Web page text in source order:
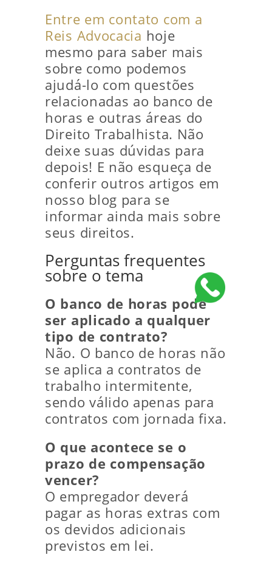
Entre em contato com a
Reis Advocacia hoje
mesmo para saber mais
sobre como podemos
ajudá-lo com questões
relacionadas ao banco de
horas e outras áreas do
Direito Trabalhista. Não
deixe suas dúvidas para
depois! E não esqueça de
conferir outros artigos em
nosso blog para se
informar ainda mais sobre
seus direitos.
Perguntas frequentes
sobre o tema
O banco de horas pode
ser aplicado a qualquer
tipo de contrato?
Não. O banco de horas não
se aplica a contratos de
trabalho intermitente,
sendo válido apenas para
contratos com jornada fixa.
O que acontece se o
prazo de compensação
vencer?
O empregador deverá
pagar as horas extras com
os devidos adicionais
previstos em lei.